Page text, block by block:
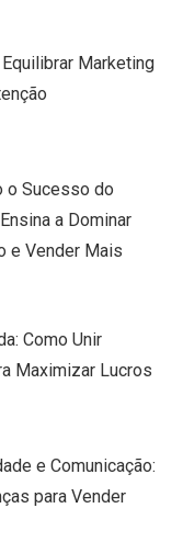
Marketing
o Sucesso do
a Dominar
e Vender Mais
Como Unir
Maximizar Lucros
e Comunicação:
para Vender